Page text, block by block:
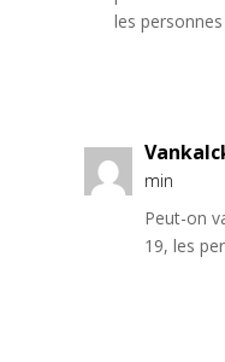
les
min
Peut-on
19, les